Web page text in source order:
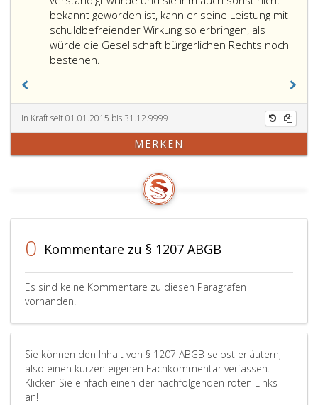
bekannt geworden ist, kann er seine Leistung mit
schuldbefreiender Wirkung so erbringen, als
würde die Gesellschaft bürgerlichen Rechts noch
bestehen.
In Kraft seit 01.01.2015 bis 31.12.9999
MERKEN
0 Kommentare zu § 1207 ABGB
Es sind keine Kommentare zu diesen Paragrafen
vorhanden.
Sie können den Inhalt von § 1207 ABGB selbst erläutern,
also einen kurzen eigenen Fachkommentar verfassen.
Klicken Sie einfach einen der nachfolgenden roten Links
an!